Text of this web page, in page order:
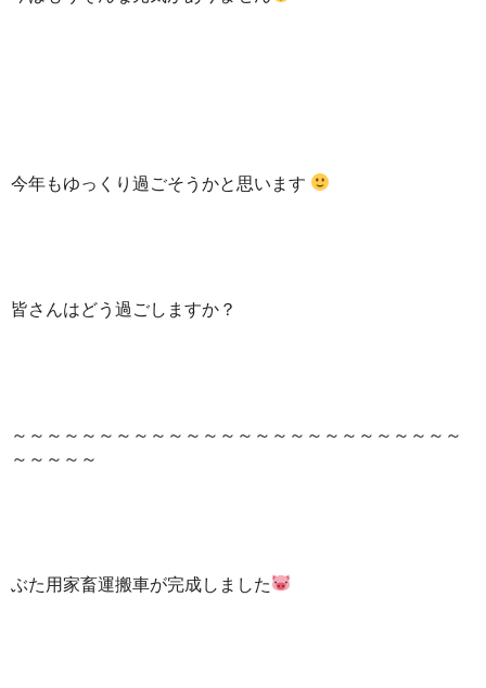
今年もゆっくり過ごそうかと思います
皆さんはどう過ごしますか？
～～～～～～～～～～～～～～～～～～～～～～～～～～
～～～～～
ぶた用家畜運搬車が完成しました